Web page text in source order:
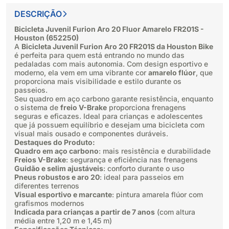
DESCRIÇÃO
Bicicleta Juvenil Furion Aro 20 Fluor Amarelo FR201S -
Houston (652250)
A Bicicleta Juvenil Furion Aro 20 FR201S da Houston Bike
é perfeita para quem está entrando no mundo das
pedaladas com mais autonomia. Com design esportivo e
moderno, ela vem em uma vibrante cor amarelo flúor, que
proporciona mais visibilidade e estilo durante os
passeios.
Seu quadro em aço carbono garante resistência, enquanto
o sistema de freio V-Brake proporciona frenagens
seguras e eficazes. Ideal para crianças e adolescentes
que já possuem equilíbrio e desejam uma bicicleta com
visual mais ousado e componentes duráveis.
Destaques do Produto:
Quadro em aço carbono: mais resistência e durabilidade
Freios V-Brake: segurança e eficiência nas frenagens
Guidão e selim ajustáveis: conforto durante o uso
Pneus robustos e aro 20: ideal para passeios em
diferentes terrenos
Visual esportivo e marcante: pintura amarela flúor com
grafismos modernos
Indicada para crianças a partir de 7 anos (com altura
média entre 1,20 m e 1,45 m)